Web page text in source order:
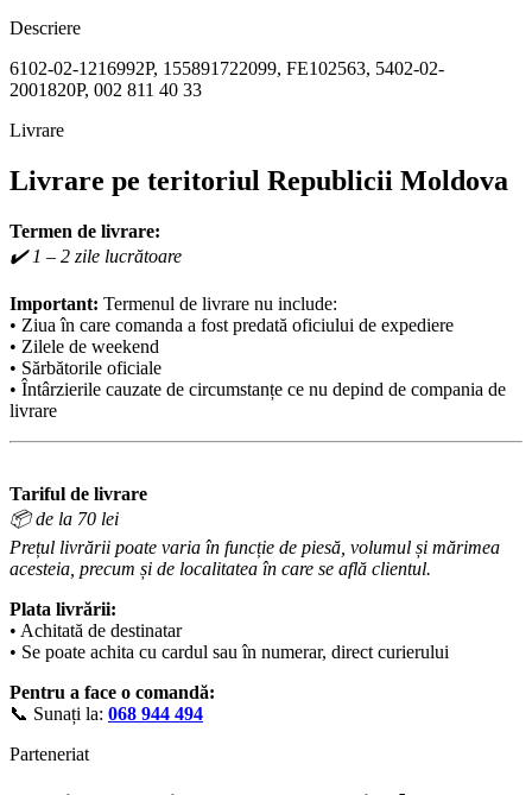
Descriere
6102-02-1216992P, 155891722099, FE102563, 5402-02-
2001820P, 002 811 40 33
Livrare
Livrare pe teritoriul Republicii Moldova
Termen de livrare:
✔️ 1 – 2 zile lucrătoare
Important: Termenul de livrare nu include:
• Ziua în care comanda a fost predată oficiului de expediere
• Zilele de weekend
• Sărbătorile oficiale
• Întârzierile cauzate de circumstanțe ce nu depind de compania de
livrare
Tariful de livrare
📦 de la 70 lei
Prețul livrării poate varia în funcție de piesă, volumul și mărimea
acesteia, precum și de localitatea în care se află clientul.
Plata livrării:
• Achitată de destinatar
• Se poate achita cu cardul sau în numerar, direct curierului
Pentru a face o comandă:
📞 Sunați la: 068 944 494
Parteneriat